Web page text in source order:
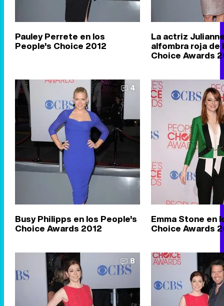
Pauley Perrete en los
People's Choice 2012
La actriz
alfombra roja de
Choice Awards
4
Busy Philipps en los People's
Choice Awards 2012
Emma Stone en
Choice Awards
8